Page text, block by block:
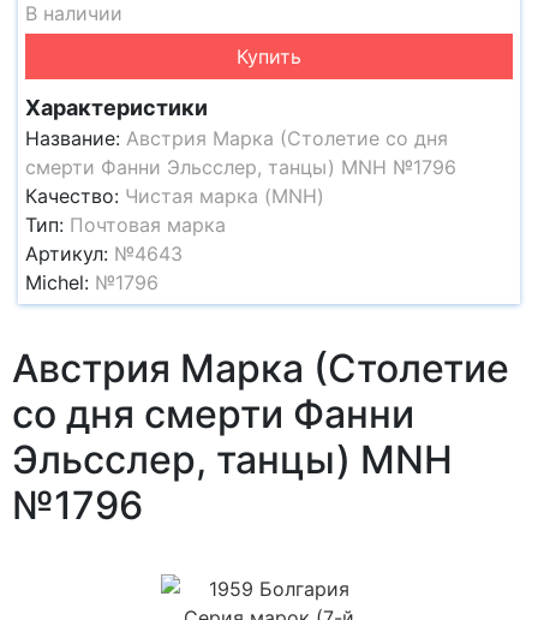
В наличии
Купить
Характеристики
Название: Австрия Марка (Столетие со дня
смерти Фанни Эльсслер, танцы) MNH №1796
Качество: Чистая марка (MNH)
Тип: Почтовая марка
Артикул: №4643
Michel: №1796
Австрия Марка (Столетие
со дня смерти Фанни
Эльсслер, танцы) MNH
№1796